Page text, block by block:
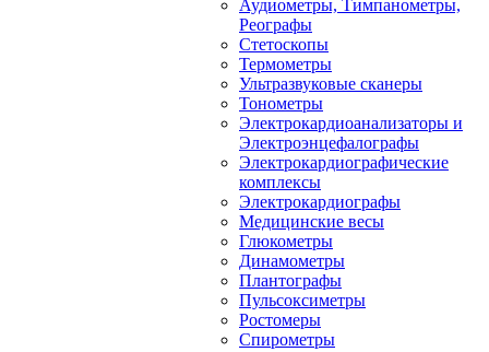
Аудиометры, Тимпанометры,
Реографы
Стетоскопы
Термометры
Ультразвуковые сканеры
Тонометры
Электрокардиоанализаторы и
Электроэнцефалографы
Электрокардиографические
комплексы
Электрокардиографы
Медицинские весы
Глюкометры
Динамометры
Плантографы
Пульсоксиметры
Ростомеры
Спирометры